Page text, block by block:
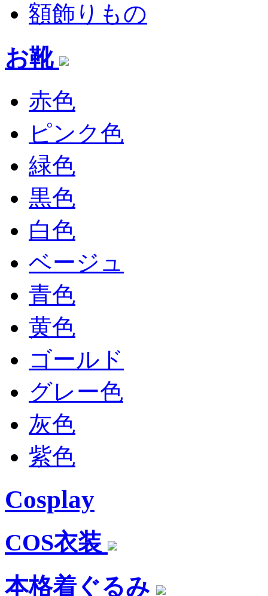
額飾りもの
お靴
赤色
ピンク色
緑色
黒色
白色
ベージュ
青色
黄色
ゴールド
グレー色
灰色
紫色
Cosplay
COS衣装
本格着ぐるみ